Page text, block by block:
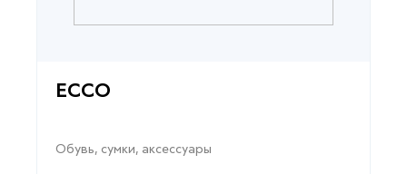
ECCO
Обувь, сумки, аксессуары